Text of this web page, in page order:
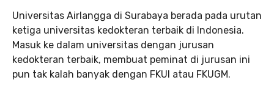
Universitas Airlangga di Surabaya berada pada urutan
ketiga universitas kedokteran terbaik di Indonesia.
Masuk ke dalam universitas dengan jurusan
kedokteran terbaik, membuat peminat di jurusan ini
pun tak kalah banyak dengan FKUI atau FKUGM.